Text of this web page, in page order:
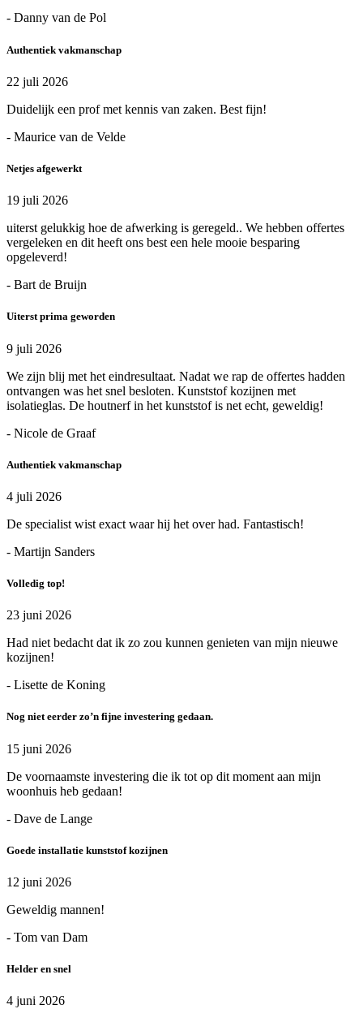
- Danny van de Pol
Authentiek vakmanschap
22 juli 2026
Duidelijk een prof met kennis van zaken. Best fijn!
- Maurice van de Velde
Netjes afgewerkt
19 juli 2026
uiterst gelukkig hoe de afwerking is geregeld.. We hebben offertes
vergeleken en dit heeft ons best een hele mooie besparing
opgeleverd!
- Bart de Bruijn
Uiterst prima geworden
9 juli 2026
We zijn blij met het eindresultaat. Nadat we rap de offertes hadden
ontvangen was het snel besloten. Kunststof kozijnen met
isolatieglas. De houtnerf in het kunststof is net echt, geweldig!
- Nicole de Graaf
Authentiek vakmanschap
4 juli 2026
De specialist wist exact waar hij het over had. Fantastisch!
- Martijn Sanders
Volledig top!
23 juni 2026
Had niet bedacht dat ik zo zou kunnen genieten van mijn nieuwe
kozijnen!
- Lisette de Koning
Nog niet eerder zo’n fijne investering gedaan.
15 juni 2026
De voornaamste investering die ik tot op dit moment aan mijn
woonhuis heb gedaan!
- Dave de Lange
Goede installatie kunststof kozijnen
12 juni 2026
Geweldig mannen!
- Tom van Dam
Helder en snel
4 juni 2026